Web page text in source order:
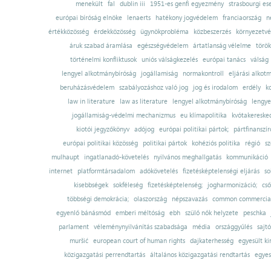
menekült
fal dublin iii 1951-es genfi egyezmény
strasbourgi
európai bíróság elnöke
lenaerts hatékony jogvédelem franciaország
értékközösség
érdekközösség ügynökprobléma közbeszerzés
áruk szabad áramlása
egészségvédelem ártatlanság vélelme
történelmi konfliktusok uniós válságkezelés európai tanács válság
lengyel alkotmánybíróság
jogállamiság normakontroll
eljárási
beruházásvédelem
szabályozáshoz való jog jog és irodalom erdély
law in literature
law as literature lengyel alkotmánybíróság
jogállamiság-védelmi mechanizmus
eu klímapolitika
kiotói jegyzőkönyv adójog európai politikai pártok;
európai politikai közösség
politikai pártok kohéziós politika régió
mulhaupt
ingatlanadó-követelés nyilvános meghallgatás
kommunikáció
internet
platformtársadalom adókövetelés fizetésképtelenségi eljárás
kisebbségek sokféleség fizetésképtelenség; jogharmonizáció;
többségi demokrácia; olaszország népszavazás common
egyenlő bánásmód emberi méltóság ebh szülő nők helyzete
peschka
parlament
véleménynyilvánítás szabadsága média országgyűlés
muršić
european court of human rights dajkaterhesség
egyesült
közigazgatási perrendtartás
általános közigazgatási rendtartás